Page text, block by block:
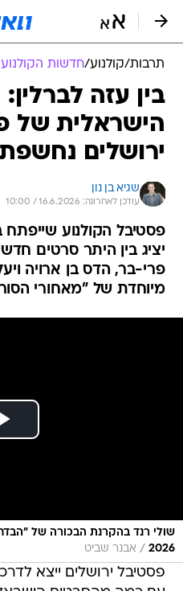
תרבות/קולנוע/חדשות הקולנוע
בין עזה
הישראלית של
ירושלים
שגיא בן נון
עודכן לאחרונה: 16.6.2026 / 10:00
פסטיבל הקולנוע
יציג בין היתר סרטים
פרי-בר, הדס בן ארויה
מיוחדת של "מאחורי
שולי רנד בהקרנת הבכורה של
2026
/ אבנר שביט
פסטיבל ירושלים ייצא